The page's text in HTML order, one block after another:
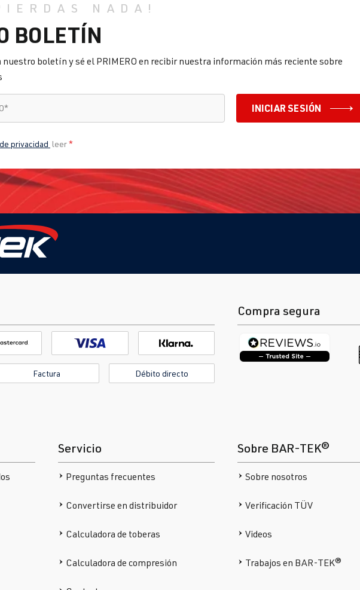
NADA!
BOLETÍN
nuestro boletín y sé el PRIMERO en recibir nuestra información más reciente sobre
* INICIAR SESIÓN
privacidad leer*
Factura Débito directo
Compra segura
Servicio
Preguntas frecuentes
Convertirse en distribuidor
Calculadora de toberas
Calculadora de compresión
Sobre BAR-TEK®
Sobre nosotros
Verificación TÜV
Videos
Trabajos en BAR-TEK®